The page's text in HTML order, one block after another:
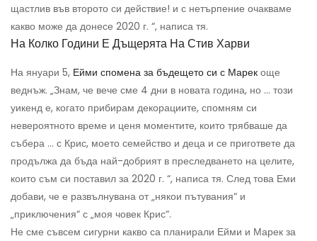
щастлив във второто си действие! и с нетърпение очакваме
какво може да донесе 2020 г. “, написа тя.
На Колко Години Е Дъщерята На Стив Харви
На януари 5, Ейми спомена за бъдещето си с Марек още
веднъж. „Знам, че вече сме 4 дни в новата година, но ... този
уикенд е, когато прибирам декорациите, спомням си
невероятното време и ценя моментите, които трябваше да
събера ... с Крис, моето семейство и деца и се пригответе да
продължа да бъда най-добрият в преследването на целите,
които съм си поставил за 2020 г. “, написа тя. След това Еми
добави, че е развълнувана от „някои пътувания“ и
„приключения“ с „моя човек Крис“.
Не сме съвсем сигурни какво са планирали Ейми и Марек за